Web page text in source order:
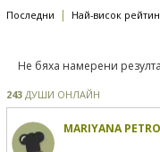
Последни | Най-висок
Не бяха намерени
243 ДУШИ ОНЛАЙН
MARIYANA